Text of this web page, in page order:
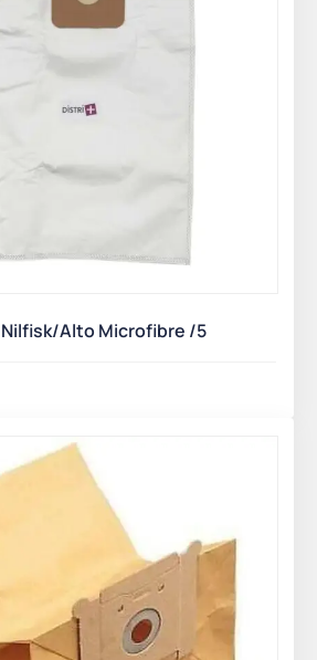
Alto Microfibre /5